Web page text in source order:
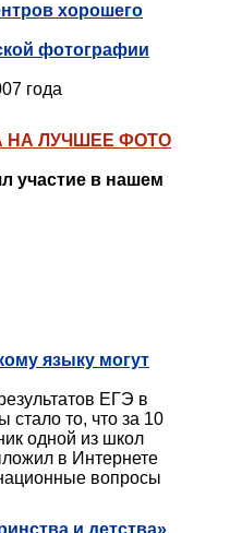
хорошего
фотографии
года
НА ЛУЧШЕЕ ФОТО
участие в нашем
языку могут
ЕГЭ в
стало то, что за 10
одной из школ
в Интернете
вопросы
и детства»